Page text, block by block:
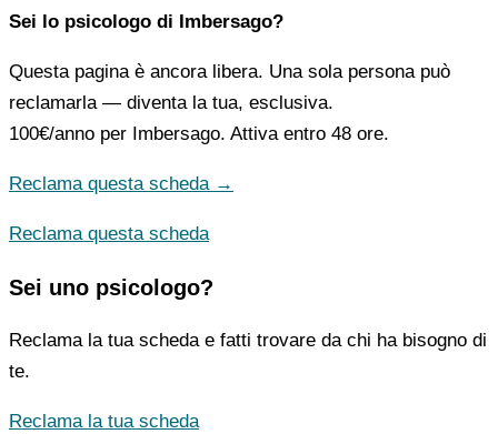
Sei lo psicologo di Imbersago?
Questa pagina è ancora libera. Una sola persona può
reclamarla — diventa la tua, esclusiva.
100€/anno per Imbersago. Attiva entro 48 ore.
Reclama questa scheda →
Reclama questa scheda
Sei uno psicologo?
Reclama la tua scheda e fatti trovare da chi ha bisogno di
te.
Reclama la tua scheda